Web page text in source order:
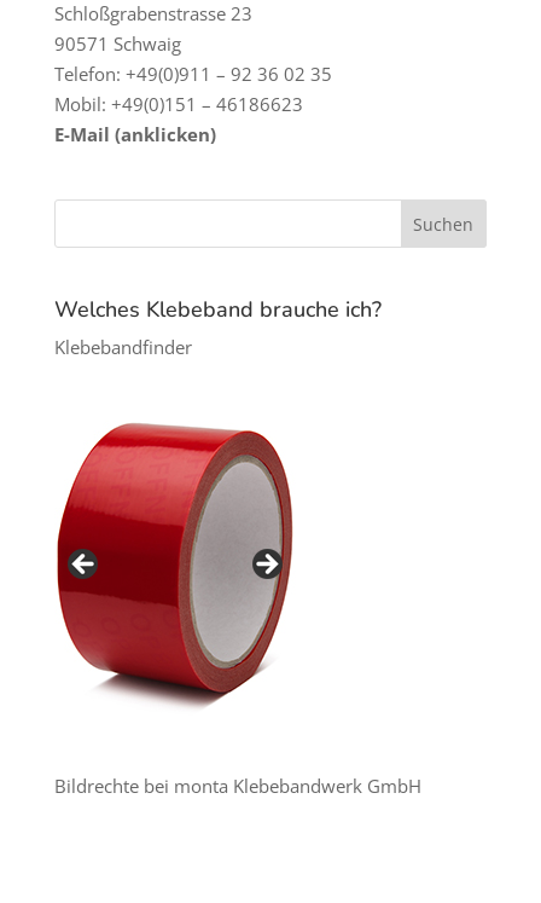
Schloßgrabenstrasse 23
90571 Schwaig
Telefon: +49(0)911 – 92 36 02 35
Mobil: +49(0)151 – 46186623
E-Mail (anklicken)
Welches Klebeband brauche ich?
Klebebandfinder
Bildrechte bei monta Klebebandwerk GmbH